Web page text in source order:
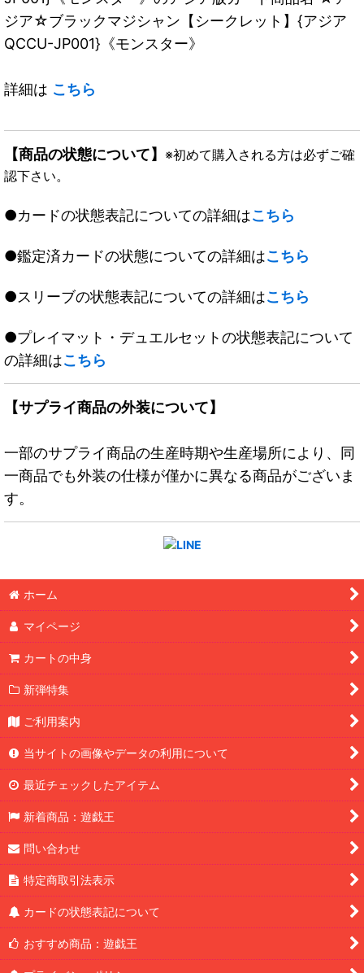
ジア☆ブラックマジシャン【シークレット】{アジア
QCCU-JP001}《モンスター》
詳細は こちら
【商品の状態について】 ※初めて購入される方は必ずご確
認下さい。
●カードの状態表記についての詳細はこちら
●鑑定済カードの状態についての詳細はこちら
●スリーブの状態表記についての詳細はこちら
●プレイマット・デュエルセットの状態表記について
の詳細はこちら
【サプライ商品の外装について】
一部のサプライ商品の生産時期や生産場所により、同
一商品でも外装の仕様が僅かに異なる商品がございま
す。
ホーム
マイページ
カートの中身
新弾特集
ご利用案内
当サイトの画像やデータの利用について
最近チェックしたアイテム
新着商品：遊戯王
問い合わせ
特定商取引法表示
カードの状態表記について
おすすめ商品：遊戯王